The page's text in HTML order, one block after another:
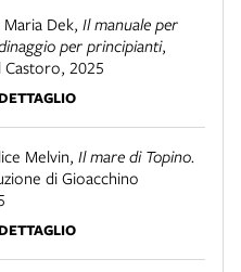
Dek, Il manuale per
per principianti,
Castoro, 2025
Melvin, Il mare di Topino.
di Gioacchino